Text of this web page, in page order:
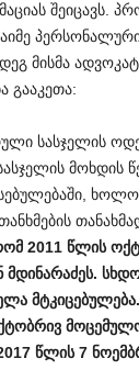
შეიცავს.
მისმა
გააკეთა:
სასჯელის
მოხდის
2011 წლის
მდინარაძეს.
მტკიცებულება.
წლის7